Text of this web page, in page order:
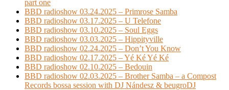
part one
BBD radioshow 03.24.2025 – Primrose Samba
BBD radioshow 03.17.2025 – U Telefone
BBD radioshow 03.10.2025 – Soul Eggs
BBD radioshow 03.03.2025 – Hippityville
BBD radioshow 02.24.2025 – Don’t You Know
BBD radioshow 02.17.2025 – Yé Ké Yé Ké
BBD radioshow 02.10.2025 – Bedouin
BBD radioshow 02.03.2025 – Brother Samba – a Compost
Records bossa session with DJ Nándesz & beugroDJ